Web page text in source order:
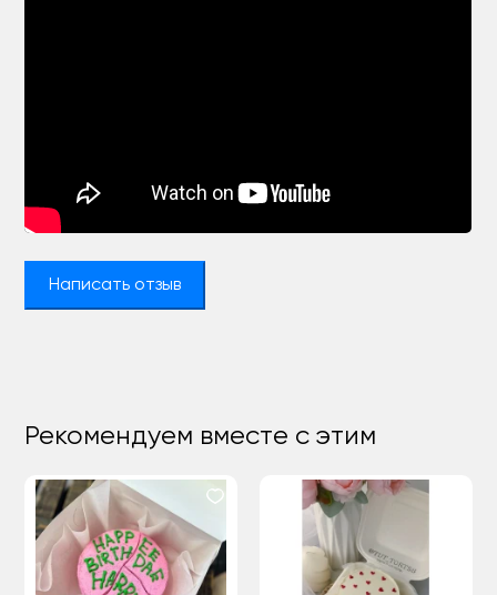
Написать отзыв
Рекомендуем вместе с этим